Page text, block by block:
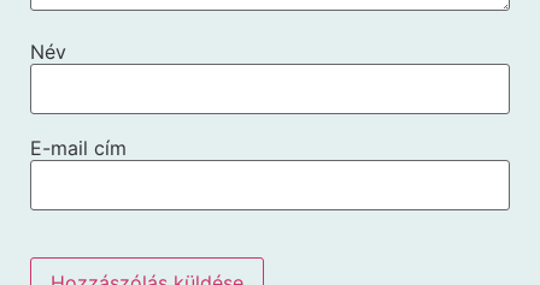
Név
E-mail cím